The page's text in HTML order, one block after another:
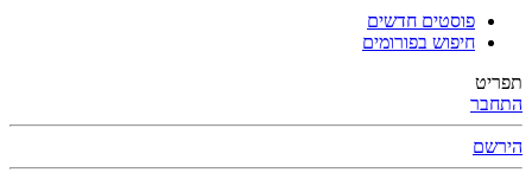
פוסטים חדשים
חיפוש בפורומים
תפריט
התחבר
הירשם